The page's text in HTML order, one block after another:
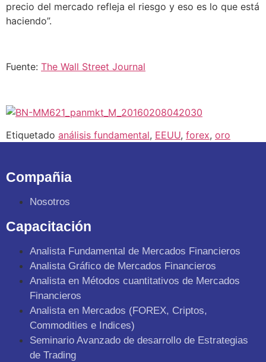
precio del mercado refleja el riesgo y eso es lo que está
haciendo”.
Fuente: The Wall Street Journal
Etiquetado análisis fundamental, EEUU, forex, oro
Compañia
Nosotros
Capacitación
Analista Fundamental de Mercados Financieros
Analista Gráfico de Mercados Financieros
Analista en Métodos cuantitativos de Mercados
Financieros
Analista en Mercados (FOREX, Criptos,
Commodities e Indices)
Seminario Avanzado de desarrollo de Estrategias
de Trading